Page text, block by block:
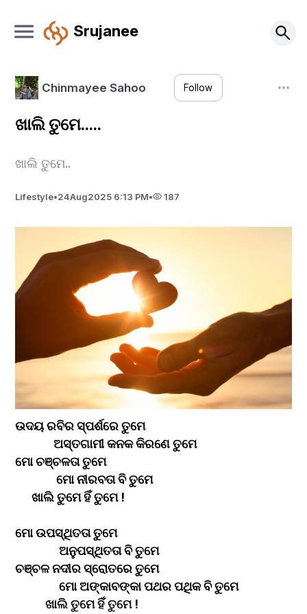
Srujanee
Chinmayee Sahoo Follow
ଖାଲି ତୁମେ.....
ଖାଲି ତୁମେ..
Lifestyle•24Aug2025 6:13 PM• 187
ଉଦୟ ରବିର ସ୍ପର୍ଶରେ ତୁମେ
              ଅସ୍ତଗାମୀ କନକ କିରଣେ ତୁମେ
ମୋ ଚଞ୍ଚଳତା ତୁମେ
               ମୋ ନୀରବତା ବି ତୁମେ
      ଖାଲି ତୁମେ ହିଁ ତୁମେ !
ମୋ ଉପସ୍ଥିତତା ତୁମେ
                ଅନୁପସ୍ଥିତତା ବି ତୁମେ
ଚଞ୍ଚଳ ନଦୀର ସ୍ରୋତରେ ତୁମେ
                ମୋ ଅଙ୍କାବଙ୍କା ପଥର ପଥିକ ବି ତୁମେ
           ଖାଲି ତୁମେ ହିଁ ତୁମେ !